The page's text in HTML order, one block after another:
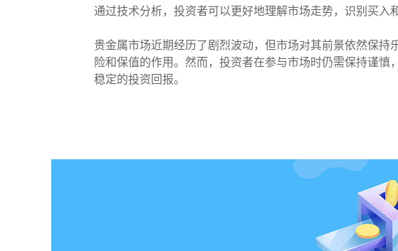
通过技术分析，投资者可以更好地理解市场走势，识别买入
贵金属市场近期经历了剧烈波动，但市场对其前景依然保
险和保值的作用。然而，投资者在参与市场时仍需保持谨
稳定的投资回报。